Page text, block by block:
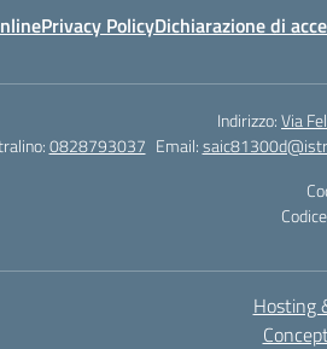
Privacy PolicyDichiarazione di
Indirizzo:Via
0828793037 Email:
Hosting